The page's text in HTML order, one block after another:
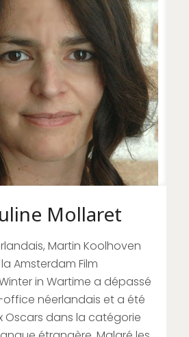
Mollaret
Martin Koolhoven
Amsterdam Film
in Wartime a dépassé
néerlandais et a été
Oscars dans la catégorie